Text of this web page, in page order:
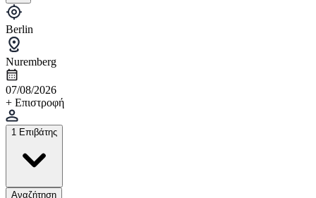
Berlin
Nuremberg
07/08/2026
+ Επιστροφή
1 Επιβάτης
Αναζήτηση